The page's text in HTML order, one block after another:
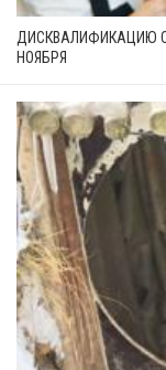
ДИСКВАЛИФИКАЦИЮ
НОЯБРЯ